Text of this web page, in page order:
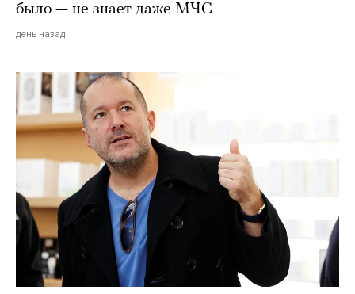
было — не знает даже МЧС
день назад